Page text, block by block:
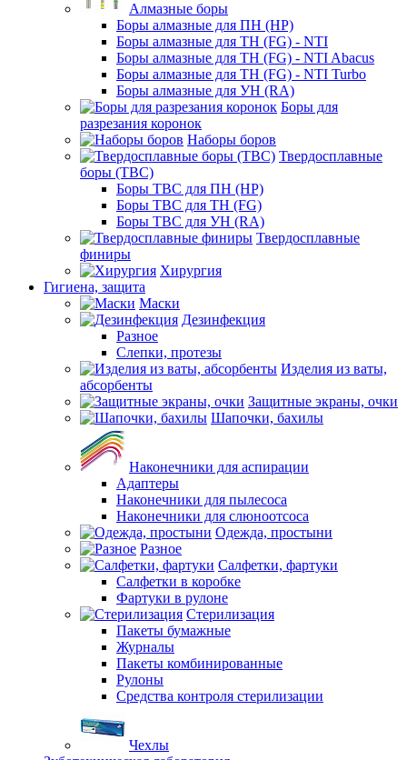
Алмазные боры
Боры алмазные для ПН (HP)
Боры алмазные для ТН (FG) - NTI
Боры алмазные для ТН (FG) - NTI Abacus
Боры алмазные для ТН (FG) - NTI Turbo
Боры алмазные для УН (RA)
Боры для
разрезания коронок
Наборы боров
Твердосплавные
боры (ТВС)
Боры ТВС для ПН (HP)
Боры ТВС для ТН (FG)
Боры ТВС для УН (RA)
Твердосплавные
финиры
Хирургия
Гигиена, защита
Маски
Дезинфекция
Разное
Слепки, протезы
Изделия из ваты,
абсорбенты
Защитные экраны, очки
Шапочки, бахилы
Наконечники для аспирации
Адаптеры
Наконечники для пылесоса
Наконечники для слюноотсоса
Одежда, простыни
Разное
Салфетки, фартуки
Салфетки в коробке
Фартуки в рулоне
Стерилизация
Пакеты бумажные
Журналы
Пакеты комбинированные
Рулоны
Средства контроля стерилизации
Чехлы